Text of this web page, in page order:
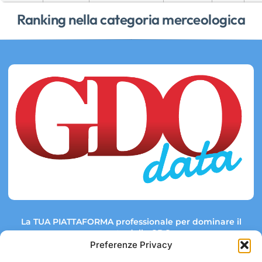
Preferenze Privacy
Ranking nella categoria merceologica
La TUA PIATTAFORMA professionale per dominare il
mercato della GDO.